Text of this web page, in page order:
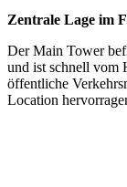
Zentrale Lage im
Der Main Tower
und ist schnell vom
öffentliche
Location